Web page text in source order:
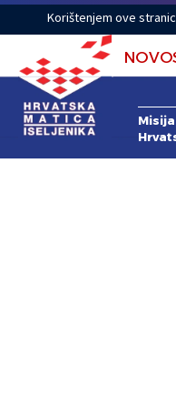
Korištenjem ove